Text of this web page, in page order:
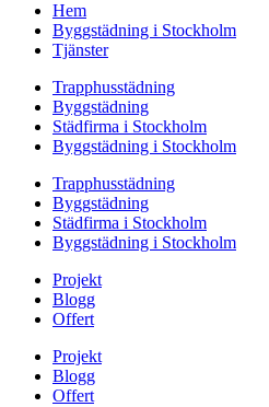
Hem
Byggstädning i Stockholm
Tjänster
Trapphusstädning
Byggstädning
Städfirma i Stockholm
Byggstädning i Stockholm
Trapphusstädning
Byggstädning
Städfirma i Stockholm
Byggstädning i Stockholm
Projekt
Blogg
Offert
Projekt
Blogg
Offert